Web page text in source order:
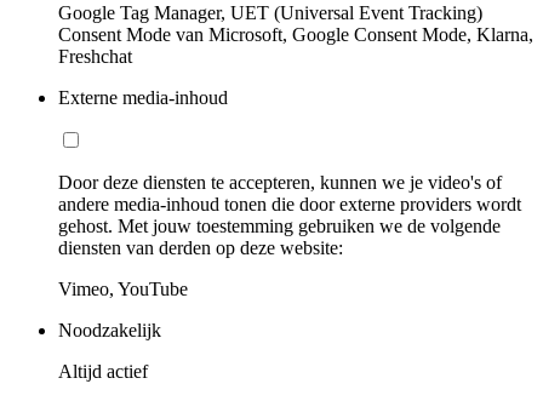
Google Tag Manager, UET (Universal Event Tracking)
Consent Mode van Microsoft, Google Consent Mode, Klarna,
Freshchat
Externe media-inhoud
Door deze diensten te accepteren, kunnen we je video's of
andere media-inhoud tonen die door externe providers wordt
gehost. Met jouw toestemming gebruiken we de volgende
diensten van derden op deze website:
Vimeo, YouTube
Noodzakelijk
Altijd actief